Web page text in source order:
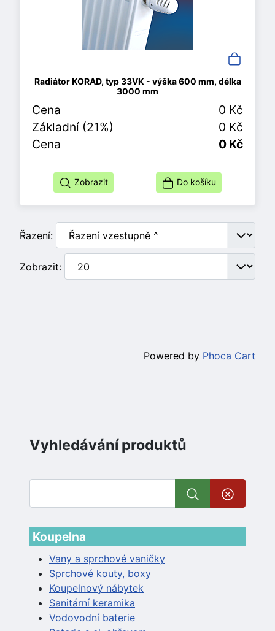
Vyhledávání produktů
Koupelna
Vany a sprchové vaničky
Sprchové kouty, boxy
Koupelnový nábytek
Sanitární keramika
Vodovodní baterie
Radiátor KORAD, typ 33VK - výška 600 mm, délka
3000 mm
Cena
0 Kč
Základní (21%)
0 Kč
Cena
0 Kč
Zobrazit Do košíku
Řazení:
Zobrazit:
Powered by Phoca Cart